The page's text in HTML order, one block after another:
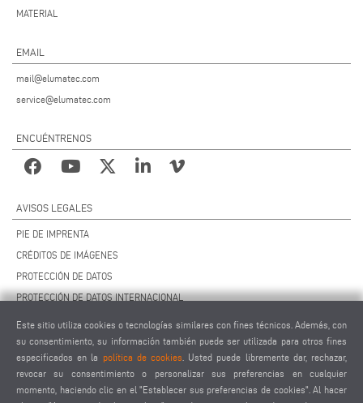
MATERIAL
EMAIL
mail@elumatec.com
service@elumatec.com
ENCUÉNTRENOS
AVISOS LEGALES
PIE DE IMPRENTA
CRÉDITOS DE IMÁGENES
PROTECCIÓN DE DATOS
PROTECCIÓN DE DATOS INTERNACIONAL
CONTRATO DE MANTENIMIENTO REMOTO
AJUSTES DE COOKIES
CÓDIGO DE CONDUCTA PARA PROVEEDORES
Este sitio utiliza cookies o tecnologías similares con fines técnicos. Además, con
su consentimiento, su información también puede ser utilizada para otros fines
especificados en la
política de cookies . Usted puede libremente dar, rechazar,
revocar su consentimiento o personalizar sus preferencias en cualquier
momento, haciendo clic en el "Establecer sus preferencias de cookies". Al hacer